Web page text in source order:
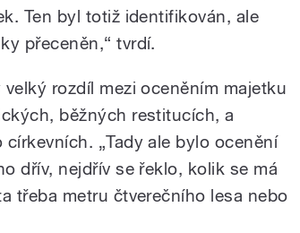
Ten byl totiž identifikován, ale
přeceněn,“ tvrdí.
velký rozdíl mezi oceněním majetku
běžných restitucích, a
církevních. „Tady ale bylo ocenění
dřív, nejdřív se řeklo, kolik se má
třeba metru čtverečního lesa nebo